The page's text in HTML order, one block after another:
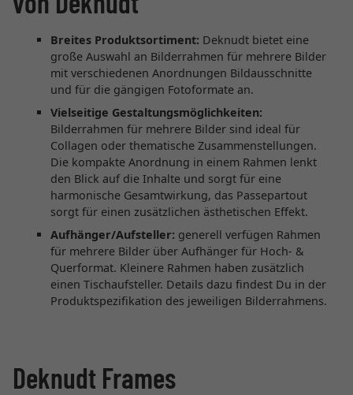
Breites Produktsortiment: Deknudt bietet eine
große Auswahl an Bilderrahmen für mehrere Bilder
mit verschiedenen Anordnungen Bildausschnitte
und für die gängigen Fotoformate an.
Vielseitige Gestaltungsmöglichkeiten:
Bilderrahmen für mehrere Bilder sind ideal für
Collagen oder thematische Zusammenstellungen.
Die kompakte Anordnung in einem Rahmen lenkt
den Blick auf die Inhalte und sorgt für eine
harmonische Gesamtwirkung, das Passepartout
sorgt für einen zusätzlichen ästhetischen Effekt.
Aufhänger/Aufsteller: generell verfügen Rahmen
für mehrere Bilder über Aufhänger für Hoch- &
Querformat. Kleinere Rahmen haben zusätzlich
einen Tischaufsteller. Details dazu findest Du in der
Produktspezifikation des jeweiligen Bilderrahmens.
Deknudt Frames